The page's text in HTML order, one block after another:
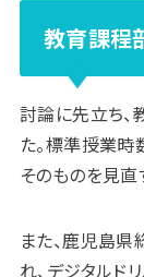
教育課程
討論に先立ち
た。標準授業時
そのものを見直
また、鹿児島
れ、デジタル